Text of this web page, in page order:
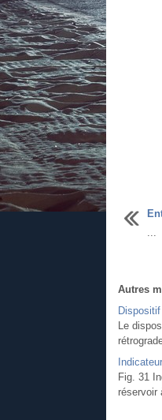
...
Autres
Le
Fig. 31
réservoir